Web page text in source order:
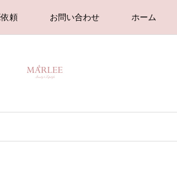
頼 お問い合わせ ホーム